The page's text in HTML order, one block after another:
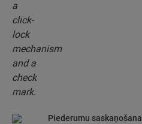
Piederumu saskaņošana